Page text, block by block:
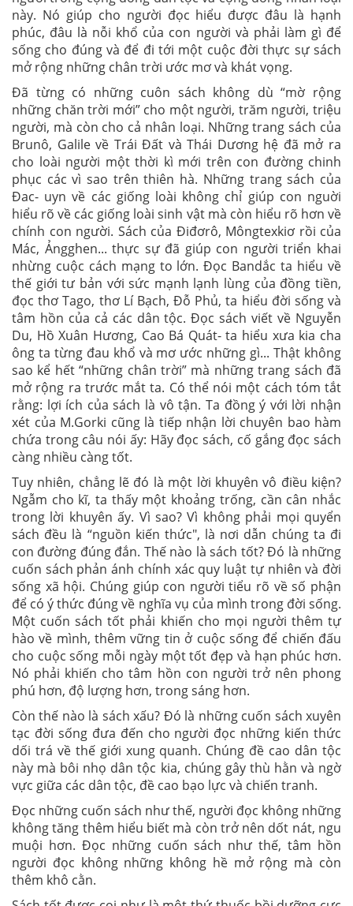
này. Nó giúp cho người đọc hiểu được đâu là hạnh
phúc, đâu là nỗi khổ của con người và phải làm gì để
sống cho đúng và để đi tới một cuộc đời thực sự sách
mở rộng những chân trời ước mơ và khát vọng.
Đã từng có những cuôn sách không dù “mờ rộng
những chăn trời mới” cho một người, trăm người, triệu
người, mà còn cho cả nhân loại. Những trang sách của
Brunô, Galile về Trái Đất và Thái Dương hệ đã mở ra
cho loài người một thời kì mới trên con đường chinh
phục các vì sao trên thiên hà. Những trang sách của
Đac- uyn về các giống loài không chỉ giúp con nguời
hiểu rõ về các giống loài sinh vật mà còn hiểu rõ hơn về
chính con người. Sách của Điđơrô, Môngtexkiơ rồi của
Mác, Ảngghen... thực sự đã giúp con người triển khai
nhừng cuộc cách mạng to lớn. Đọc Bandắc ta hiểu về
thế giới tư bản với sức mạnh lạnh lùng của đồng tiền,
đọc thơ Tago, thơ Lí Bạch, Đỗ Phủ, ta hiểu đời sống và
tâm hồn của cả các dân tộc. Đọc sách viết về Nguyễn
Du, Hồ Xuân Hương, Cao Bá Quát- ta hiểu xưa kia cha
ông ta từng đau khổ và mơ ước những gì... Thật không
sao kể hết “những chân trời” mà những trang sách đã
mở rộng ra trước mắt ta. Có thể nói một cách tóm tắt
rằng: lợi ích của sách là vô tận. Ta đồng ý với lời nhận
xét của M.Gorki cũng là tiếp nhận lời chuyên bao hàm
chứa trong câu nói ấy: Hãy đọc sách, cố gắng đọc sách
càng nhiều càng tốt.
Tuy nhiên, chẳng lẽ đó là một lời khuyên vô điều kiện?
Ngẫm cho kĩ, ta thấy một khoảng trống, cần cân nhắc
trong lời khuyên ấy. Vì sao? Vì không phải mọi quyển
sách đều là “nguồn kiến thức", là nơi dẫn chúng ta đi
con đường đúng đắn. Thế nào là sách tốt? Đó là những
cuốn sách phản ánh chính xác quy luật tự nhiên và đời
sống xã hội. Chúng giúp con người tiểu rõ về số phận
để có ý thức đúng về nghĩa vụ của mình trong đời sống.
Một cuốn sách tốt phải khiến cho mọi người thêm tự
hào về mình, thêm vững tin ở cuộc sống để chiến đấu
cho cuộc sống mỗi ngày một tốt đẹp và hạn phúc hơn.
Nó phải khiến cho tâm hồn con người trở nên phong
phú hơn, độ lượng hơn, trong sáng hơn.
Còn thế nào là sách xấu? Đó là những cuốn sách xuyên
tạc đời sống đưa đến cho người đọc những kiến thức
dối trá về thế giới xung quanh. Chúng đề cao dân tộc
này mà bôi nhọ dân tộc kia, chúng gây thù hằn và ngờ
vực giữa các dân tộc, đề cao bạo lực và chiến tranh.
Đọc những cuốn sách như thế, người đọc không những
không tăng thêm hiểu biết mà còn trở nên dốt nát, ngu
muội hơn. Đọc những cuốn sách như thế, tâm hồn
người đọc không những không hề mở rộng mà còn
thêm khô cằn.